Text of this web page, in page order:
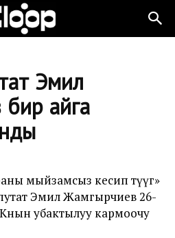
Эмил
айга
мыйзамсыз кесип өтүүгө»
Эмил Жамгырчиев 26-
убактылуу кармоочу